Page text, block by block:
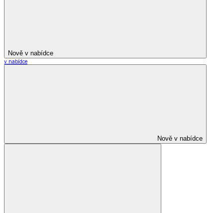
Nově v nabídce
v nabídce
Nově v nabídce